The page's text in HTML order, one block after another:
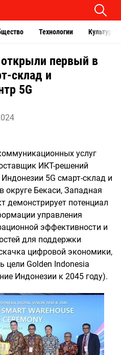
Технологии Культура
первый в
склад и
5G
услуг
ИКТ-решений
5G смарт-склад и
округе Бекаси, Западная
демонстрирует потенциал
управления
эффективности и
для поддержки
цифровой экономики,
цели Golden Indonesia
Индонезии к 2045 году).